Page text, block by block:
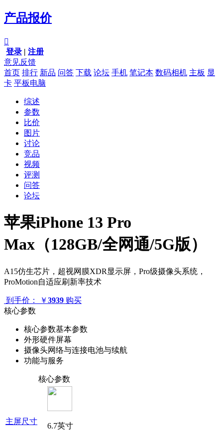
产品报价

登录 | 注册
意见反馈
首页 排行 新品 问答 下载 论坛 手机 笔记本 数码相机 主板 显
卡 平板电脑
综述
参数
比价
图片
讨论
竞品
视频
评测
问答
论坛
苹果iPhone 13 Pro
Max（128GB/全网通/5G版）
A15仿生芯片，超视网膜XDR显示屏，Pro级摄像头系统，
ProMotion自适应刷新率技术
到手价： ￥3939 购买
核心参数
核心参数基本参数
外形硬件屏幕
摄像头网络与连接电池与续航
功能与服务
核心参数
主屏尺寸
6.7英寸